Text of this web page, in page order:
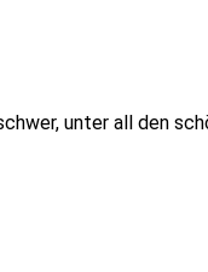
unter all den